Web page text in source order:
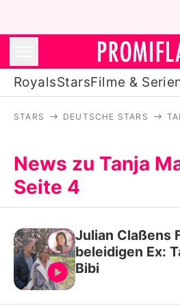
RoyalsStarsFilme &
Stars
Familie &
Promiflash
STARS DEUTSCHE STARS
News zu Tanja
Seite 4
Julian Claßens
beleidigen Ex:
Bibi